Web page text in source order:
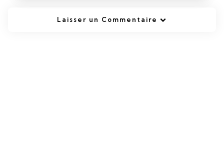
Laisser un Commentaire